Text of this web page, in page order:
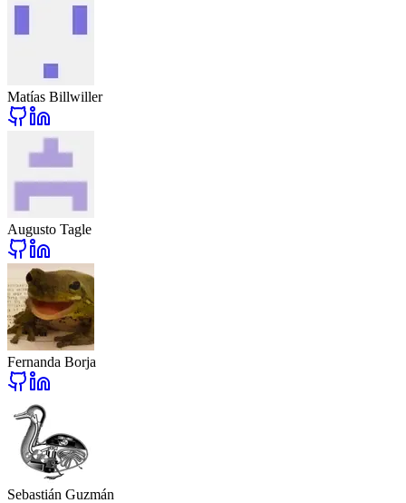
Matías Billwiller
Augusto Tagle
Fernanda Borja
Sebastián Guzmán